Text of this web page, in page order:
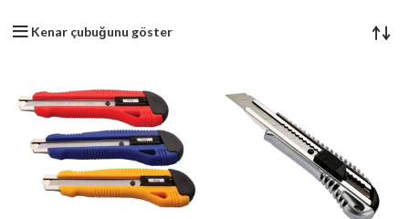
Kenar çubuğunu göster